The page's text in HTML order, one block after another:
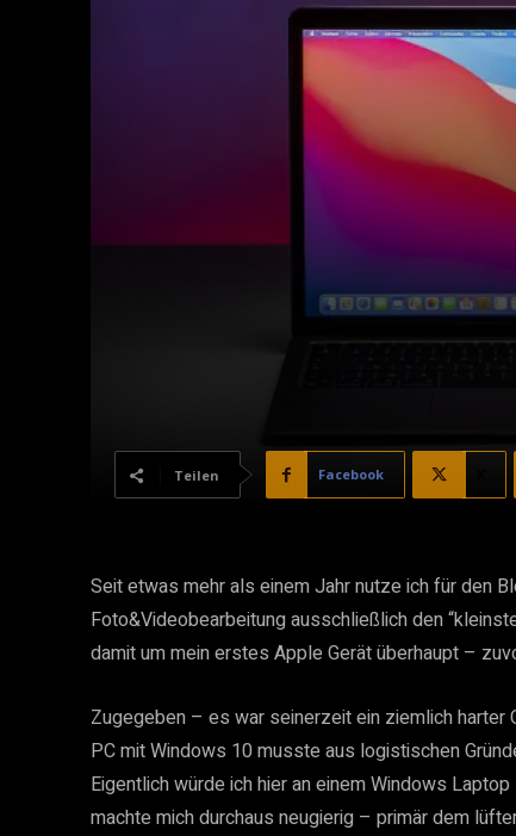
Teilen Facebook
Seit etwas mehr als einem Jahr nutze ich für den
Foto&Videobearbeitung ausschließlich den
damit um mein erstes Apple Gerät überhaupt –
Zugegeben – es war seinerzeit ein ziemlich
PC mit Windows 10 musste aus logistischen
Eigentlich würde ich hier an einem Windows
machte mich durchaus neugierig – primär dem